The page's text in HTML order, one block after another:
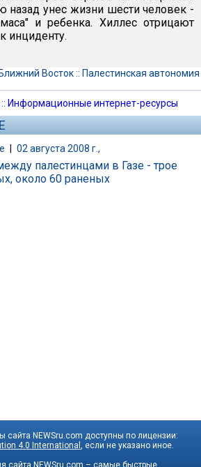
назад унес жизни шести человек -
и ребенка. Хиллес отрицают
инциденту.
Восток:: Палестинская автономия
:: Информационные интернет-ресурсы
| 02 августа 2008 г.,
палестинцами в Газе - трое
около 60 раненых
сайта NEWSru.com доступны по лицензии:
4.0 International
, если не указано иное.
сайта NEWSru.com – самые быстрые